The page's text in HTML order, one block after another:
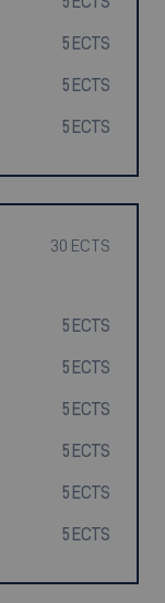
5 ECTS
5 ECTS
5 ECTS
30 ECTS
5 ECTS
5 ECTS
5 ECTS
5 ECTS
5 ECTS
5 ECTS